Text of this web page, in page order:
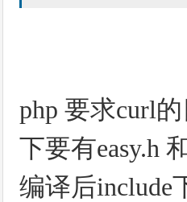
php 要求curl
下要有easy.h
编译后include